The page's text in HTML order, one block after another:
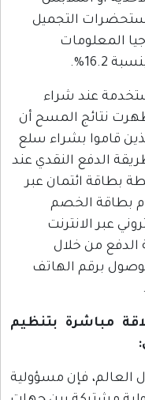
التجميل
المعلومات
عند شراء
نتائج المسح أن
فأكثر) الذين قاموا بشراء سلع
الدفع النقدي عند
بطاقة ائتمان عبر
استخدام بطاقة الخصم
عبر الانترنت
الدفع من خلال
برقم الهاتف
مباشرة بتنظيم
:
فإن مسؤولية